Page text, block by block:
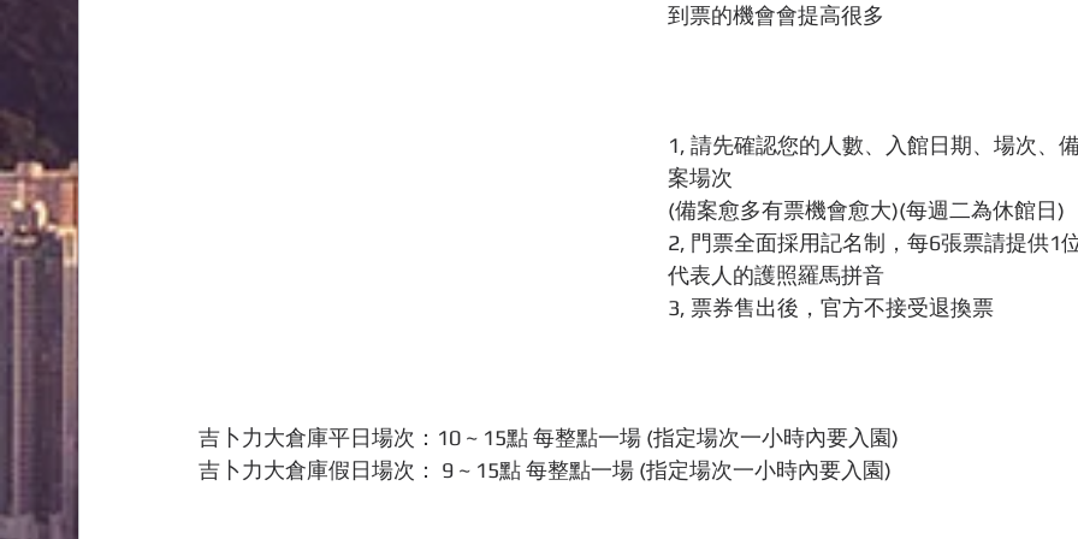
到票的機會會提高很多
1, 請先確認您的人數、入館日期、場次、
案場次
(備案愈多有票機會愈大)(每週二為休館日)
2, 門票全面採用記名制，每6張票請提供1
代表人的護照羅馬拼音
3, 票券售出後，官方不接受退換票
吉卜力大倉庫平日場次：10 ~ 15點 每整點一場 (指定場次一小時內要入園)
吉卜力大倉庫假日場次： 9 ~ 15點 每整點一場 (指定場次一小時內要入園)